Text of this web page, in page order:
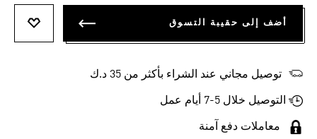
أضف إلى حقيبة التسوق
توصيل مجاني عند الشراء بأكثر من 35 د.ك
التوصيل خلال 5-7 أيام عمل
معاملات دفع آمنة